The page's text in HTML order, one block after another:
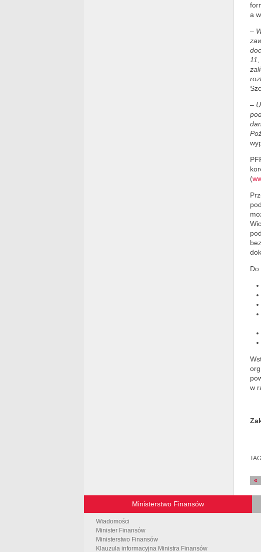
a
–
–
(
Do
w
«
Ministerstwo Finansów
Wiadomości
Minister Finansów
Ministerstwo Finansów
Klauzula informacyjna Ministra Finansów